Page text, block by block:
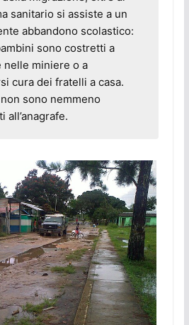
sanitario si assiste a un
abbandono scolastico:
sono costretti a
nelle miniere o a
cura dei fratelli a casa.
sono nemmeno
all’anagrafe.